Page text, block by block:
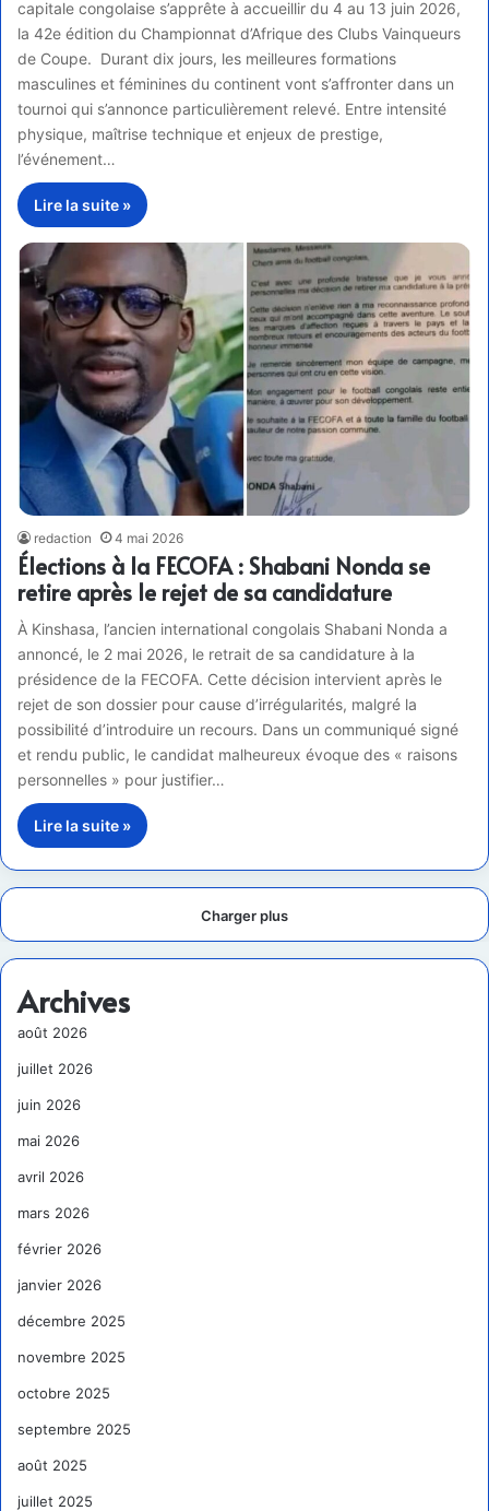
capitale congolaise s’apprête à accueillir du 4 au 13 juin 2026,
la 42e édition du Championnat d’Afrique des Clubs Vainqueurs
de Coupe. Durant dix jours, les meilleures formations
masculines et féminines du continent vont s’affronter dans un
tournoi qui s’annonce particulièrement relevé. Entre intensité
physique, maîtrise technique et enjeux de prestige,
l’événement…
Lire la suite »
redaction 4 mai 2026
Élections à la FECOFA : Shabani Nonda se
retire après le rejet de sa candidature
À Kinshasa, l’ancien international congolais Shabani Nonda a
annoncé, le 2 mai 2026, le retrait de sa candidature à la
présidence de la FECOFA. Cette décision intervient après le
rejet de son dossier pour cause d’irrégularités, malgré la
possibilité d’introduire un recours. Dans un communiqué signé
et rendu public, le candidat malheureux évoque des « raisons
personnelles » pour justifier…
Lire la suite »
Charger plus
Archives
août 2026
juillet 2026
juin 2026
mai 2026
avril 2026
mars 2026
février 2026
janvier 2026
décembre 2025
novembre 2025
octobre 2025
septembre 2025
août 2025
juillet 2025